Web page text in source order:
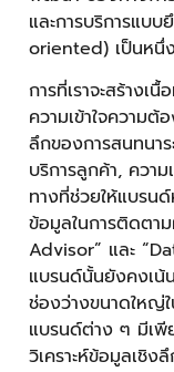
และการบริการแบ
oriented) เป็นหนึ่
การที่เราจะสร้างเ
ความเข้าใจความต้
ลึกของการสนทนา
บริการลูกค้า, ควา
ทางที่ช่วยให้แบรน
ข้อมูลในการติดตา
Advisor” และ
แบรนด์นั้นยังคงเน้
ช่องว่างขนาดใหญ่ใ
แบรนด์ต่าง ๆ มีเพี
วิเคราะห์ข้อมูลเชิ